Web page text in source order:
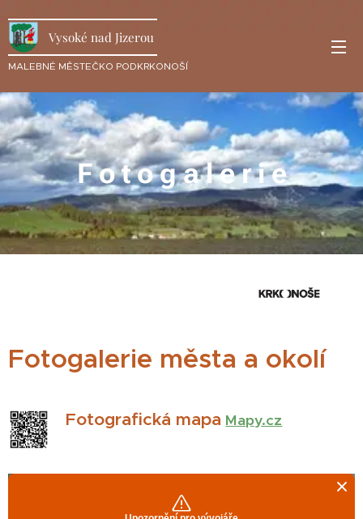
Vysoké nad Jizerou
MALEBNÉ MĚSTEČKO PODKRKONOŠÍ
F o t o g a l e r i e
Fotogalerie města a okolí
Fotografická mapa Mapy.cz